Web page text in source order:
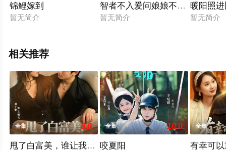
锦鲤嫁到
暂无简介
智者不入爱问娘娘不想负责
暂无简介
暖阳照
暂无简介
相关推荐
全集 8.0
甩了白富美，谁让我是大反派
全集 10.0
咬夏阳
全集
有幸可